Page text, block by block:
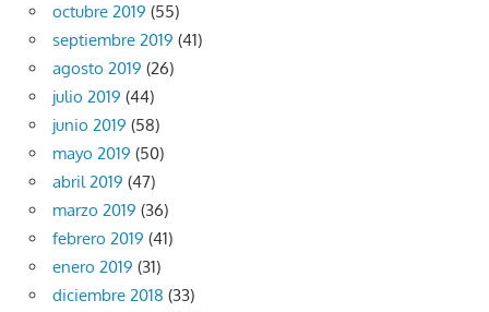
octubre 2019 (55)
septiembre 2019 (41)
agosto 2019 (26)
julio 2019 (44)
junio 2019 (58)
mayo 2019 (50)
abril 2019 (47)
marzo 2019 (36)
febrero 2019 (41)
enero 2019 (31)
diciembre 2018 (33)